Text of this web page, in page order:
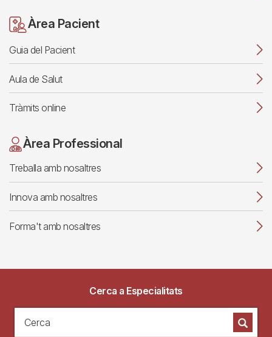
Àrea Pacient
Guia del Pacient
Aula de Salut
Tràmits online
Àrea Professional
Treballa amb nosaltres
Innova amb nosaltres
Forma't amb nosaltres
Cerca a Especialitats
Cerca